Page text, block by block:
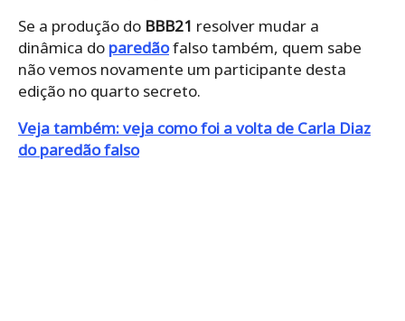
Se a produção do BBB21 resolver mudar a
dinâmica do paredãofalso também, quem sabe
não vemos novamente um participante desta
edição no quarto secreto.
Veja também: veja como foi a volta de Carla Diaz
do paredão falso